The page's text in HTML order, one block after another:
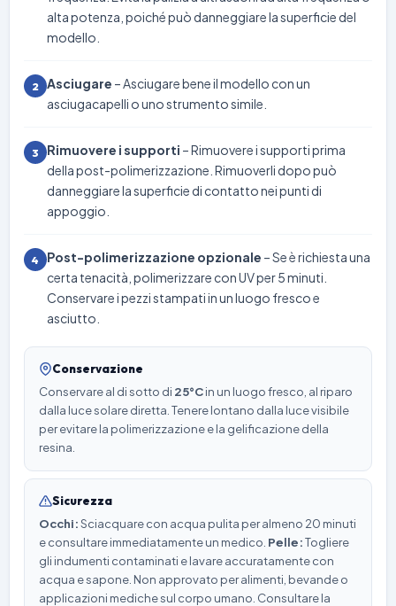
alta potenza, poiché può danneggiare la superficie del
modello.
2 Asciugare – Asciugare bene il modello con un
asciugacapelli o uno strumento simile.
3 Rimuovere i supporti – Rimuovere i supporti prima
della post-polimerizzazione. Rimuoverli dopo può
danneggiare la superficie di contatto nei punti di
appoggio.
4 Post-polimerizzazione opzionale – Se è richiesta una
certa tenacità, polimerizzare con UV per 5 minuti.
Conservare i pezzi stampati in un luogo fresco e
asciutto.
Conservazione
Conservare al di sotto di 25°Cin un luogo fresco, al riparo
dalla luce solare diretta. Tenere lontano dalla luce visibile
per evitare la polimerizzazione e la gelificazione della
resina.
Sicurezza
Occhi:Sciacquare con acqua pulita per almeno 20 minuti
e consultare immediatamente un medico. Pelle:Togliere
gli indumenti contaminati e lavare accuratamente con
acqua e sapone. Non approvato per alimenti, bevande o
applicazioni mediche sul corpo umano. Consultare la